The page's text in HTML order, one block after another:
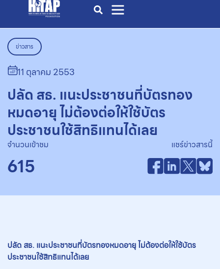
ข่าวสาร
11 ตุลาคม 2553
ปลัด สธ. แนะประชาชนที่บัตรทอง
หมดอายุ ไม่ต้องต่อให้ใช้บัตร
ประชาชนใช้สิทธิแทนได้เลย
จำนวนเข้าชม
615
แชร์ข่าวสารนี้
ปลัด สธ. แนะประชาชนที่บัตรทองหมดอายุ ไม่ต้องต่อให้ใช้บัตร
ประชาชนใช้สิทธิแทนได้เลย